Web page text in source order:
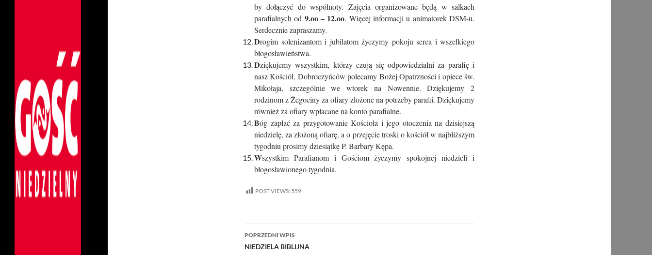
by dołączyć do wspólnoty. Zajęcia organizowane będą w salkach
parafialnych od 9.oo – 12.oo. Więcej informacji u animatorek DSM-u.
Serdecznie zapraszamy.
Drogim solenizantom i jubilatom życzymy pokoju serca i wszelkiego
błogosławieństwa.
Dziękujemy wszystkim, którzy czują się odpowiedzialni za parafię i
nasz Kościół. Dobroczyńców polecamy Bożej Opatrzności i opiece św.
Mikołaja, szczególnie we wtorek na Nowennie. Dziękujemy 2
rodzinom z Żegociny za ofiary złożone na potrzeby parafii. Dziękujemy
również za ofiary wpłacane na konto parafialne.
Bóg zapłać za przygotowanie Kościoła i jego otoczenia na dzisiejszą
niedzielę, za złożoną ofiarę, a o przejęcie troski o kościół w najbliższym
tygodniu prosimy dziesiątkę P. Barbary Kępa.
Wszystkim Parafianom i Gościom życzymy spokojnej niedzieli i
błogosławionego tygodnia.
POST VIEWS: 559
Nawigacja
wpisu
POPRZEDNI WPIS
NIEDZIELA BIBLIJNA